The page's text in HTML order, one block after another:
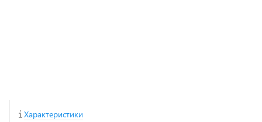
Характеристики